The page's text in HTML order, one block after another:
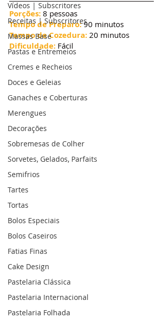
Vídeos | Subscritores
Receitas | Subscritores
Massas Base
Pastas e Entremeios
Cremes e Recheios
Doces e Geleias
Ganaches e Coberturas
Merengues
Decorações
Sobremesas de Colher
Sorvetes, Gelados, Parfaits
Semifrios
Tartes
Tortas
Bolos Especiais
Bolos Caseiros
Fatias Finas
Cake Design
Pastelaria Clássica
Pastelaria Internacional
Pastelaria Folhada
Porções: 8 pessoas
Tempo de Preparo: 90 minutos
Tempo de Cozedura: 20 minutos
Dificuldade: Fácil